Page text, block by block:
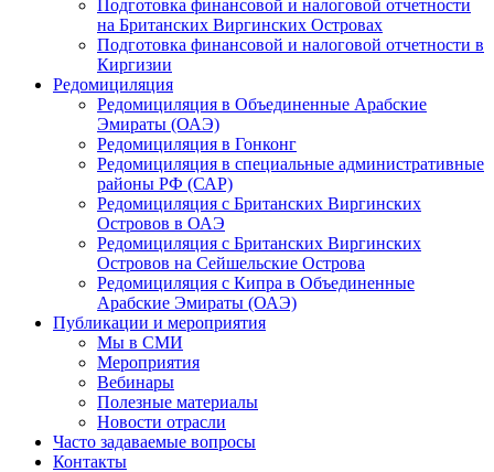
Подготовка финансовой и налоговой отчетности
на Британских Виргинских Островах
Подготовка финансовой и налоговой отчетности в
Киргизии
Редомициляция
Редомициляция в Объединенные Арабские
Эмираты (ОАЭ)
Редомициляция в Гонконг
Редомициляция в специальные административные
районы РФ (САР)
Редомициляция с Британских Виргинских
Островов в ОАЭ
Редомициляция с Британских Виргинских
Островов на Сейшельские Острова
Редомициляция с Кипра в Объединенные
Арабские Эмираты (ОАЭ)
Публикации и мероприятия
Мы в СМИ
Мероприятия
Вебинары
Полезные материалы
Новости отрасли
Часто задаваемые вопросы
Контакты